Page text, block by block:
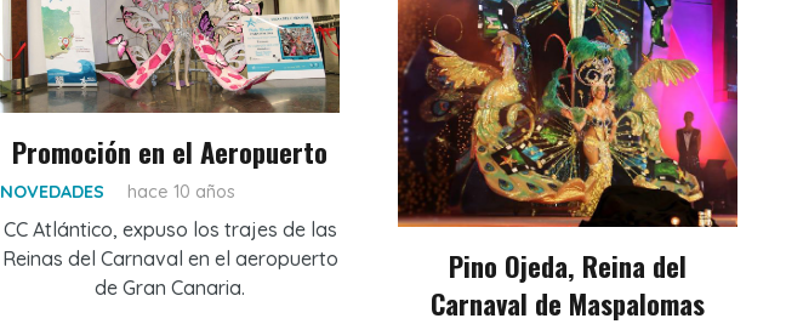
Promoción en el Aeropuerto
NOVEDADES hace 10 años
CC Atlántico, expuso los trajes de las
Reinas del Carnaval en el aeropuerto
de Gran Canaria.
Pino Ojeda, Reina del
Carnaval de Maspalomas